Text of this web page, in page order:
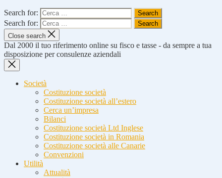
Search for:
Search for:
Close search
Dal 2000 il tuo riferimento online su fisco e tasse - da sempre a tua
disposizione per consulenze aziendali
Società
Costituzione società
Costituzione società all’estero
Cerca un’impresa
Bilanci
Costituzione società Ltd Inglese
Costituzione società in Romania
Costituzione società alle Canarie
Convenzioni
Utilità
Attualità